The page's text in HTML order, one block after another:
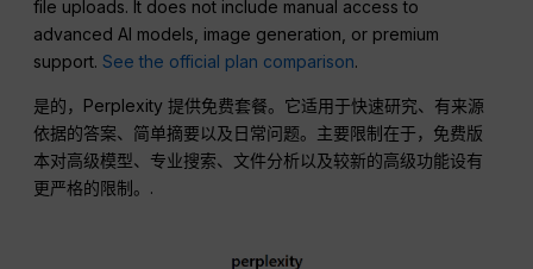
file uploads. It does not include manual access to
advanced AI models, image generation, or premium
support.See the official plan comparison.
是的，Perplexity 提供免费套餐。它适用于快速研究、有来源
依据的答案、简单摘要以及日常问题。主要限制在于，免费版
本对高级模型、专业搜索、文件分析以及较新的高级功能设有
更严格的限制。.